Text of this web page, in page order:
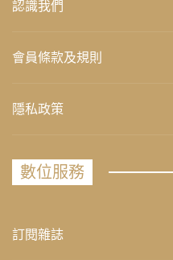
認識我們
會員條款及規則
隱私政策
數位服務
訂閱雜誌